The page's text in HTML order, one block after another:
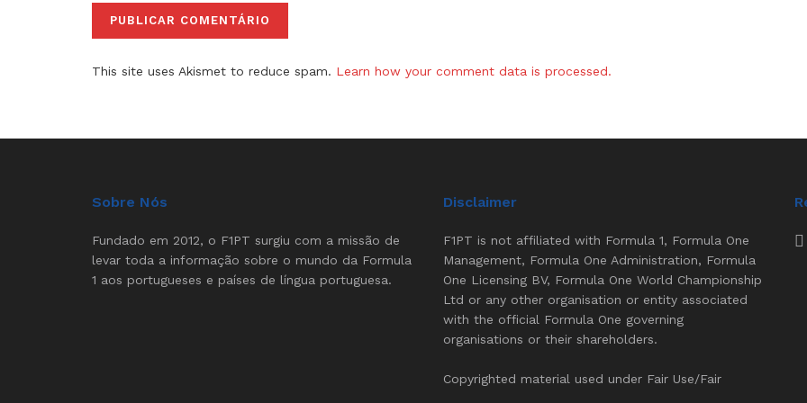
This site uses Akismet to reduce spam. Learn how your comment data is processed.
Sobre Nós
Fundado em 2012, o F1PT surgiu com a missão de
levar toda a informação sobre o mundo da Formula
1 aos portugueses e países de língua portuguesa.
Disclaimer
F1PT is not affiliated with Formula 1, Formula One
Management, Formula One Administration, Formula
One Licensing BV, Formula One World Championship
Ltd or any other organisation or entity associated
with the official Formula One governing
organisations or their shareholders.
Copyrighted material used under Fair Use/Fair